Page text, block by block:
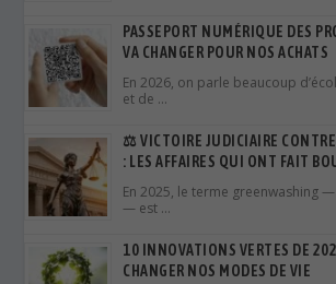
PASSEPORT NUMÉRIQUE DES
VA CHANGER POUR NOS ACHATS
En 2026, on parle beaucoup
et de …
⚖️ VICTOIRE JUDICIAIRE
: LES AFFAIRES QUI ONT FAIT
En 2025, le terme greenwashing
— est …
10 INNOVATIONS VERTES DE
CHANGER NOS MODES DE VIE